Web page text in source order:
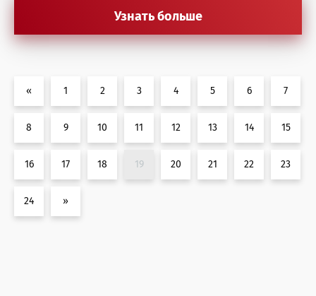
Узнать больше
« 1 2 3 4 5 6 7
8 9 10 11 12 13 14 15
16 17 18 19 20 21 22 23
24 »